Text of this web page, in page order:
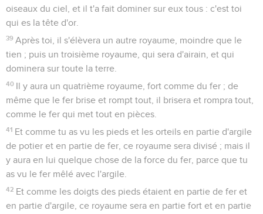
oiseaux du ciel, et il t'a fait dominer sur eux tous : c'est toi
qui es la tête d'or.
39 Après toi, il s'élèvera un autre royaume, moindre que le
tien ; puis un troisième royaume, qui sera d'airain, et qui
dominera sur toute la terre.
40 Il y aura un quatrième royaume, fort comme du fer ; de
même que le fer brise et rompt tout, il brisera et rompra tout,
comme le fer qui met tout en pièces.
41 Et comme tu as vu les pieds et les orteils en partie d'argile
de potier et en partie de fer, ce royaume sera divisé ; mais il
y aura en lui quelque chose de la force du fer, parce que tu
as vu le fer mêlé avec l'argile.
42 Et comme les doigts des pieds étaient en partie de fer et
en partie d'argile, ce royaume sera en partie fort et en partie